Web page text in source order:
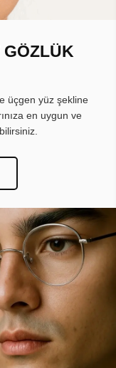
GÖZLÜK
üçgen yüz şekline
en uygun ve